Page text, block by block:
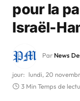
pour la
Israël-
Par News
jour: lundi, 20
3 Min Temps de